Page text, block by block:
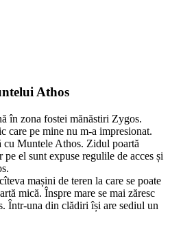
Athos
în zona fostei mănăstiri Zygos.
care pe mine nu m-a impresionat.
cu Muntele Athos. Zidul poartă
el sunt expuse regulile de acces și
mașini de teren la care se poate
mică. Înspre mare se mai zăresc
Într-una din clădiri își are sediul un